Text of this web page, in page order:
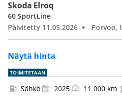
Skoda Elroq
Näytä hinta
60 SportLine
Päivitetty 11.05.2026
Porvoo,
TOIMITETAAN
Sähkö 2025 11 000 km